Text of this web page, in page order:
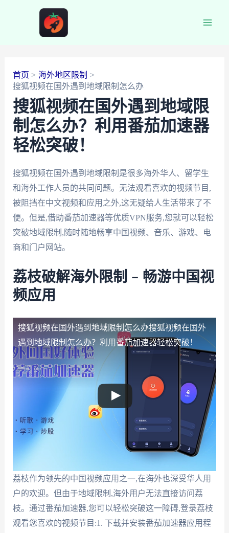
首页
海外地区限制
搜狐视频在国外遇到地域限制怎么办
搜狐视频在国外遇到地域限
制怎么办？利用番茄加速器
轻松突破！
搜狐视频在国外遇到地域限制是很多海外华人、留学生
和海外工作人员的共同问题。无法观看喜欢的视频节目,
被阻挡在中文视频和应用之外,这无疑给人生活带来了不
便。但是,借助番茄加速器等优质VPN服务,您就可以轻松
突破地域限制,随时随地畅享中国视频、音乐、游戏、电
商和门户网站。
荔枝破解海外限制 – 畅游中国视
频应用
搜狐视频在国外遇到地域限制怎么办搜狐视频在国外
遇到地域限制怎么办？利用番茄加速器轻松突破！
荔枝作为领先的中国视频应用之一,在海外也深受华人用
户的欢迎。但由于地域限制,海外用户无法直接访问荔
枝。通过番茄加速器,您可以轻松突破这一障碍,登录荔枝
观看您喜欢的视频节目:1. 下载并安装番茄加速器应用程